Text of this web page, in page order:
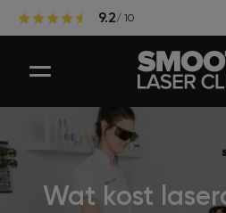
9.2/ 10
Wat kost
Laser ontharen